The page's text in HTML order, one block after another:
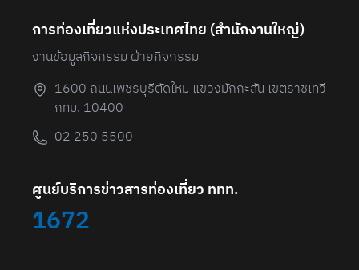
การท่องเที่ยวแห่งประเทศไทย (สํานักงานใหญ่)
งานข้อมูลกิจกรรม ฝ่ายกิจกรรม
1600 ถนนเพชรบุรีตัดใหม่ แขวงมักกะสัน เขตราชเทวี
กทม. 10400
02 250 5500
ศูนย์บริการข่าวสารท่องเที่ยว ททท.
1672